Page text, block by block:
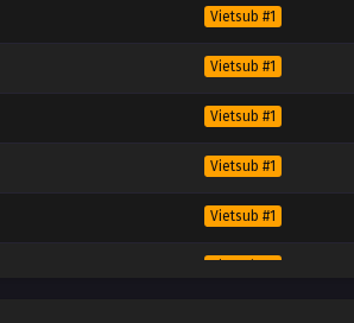
Vietsub #1
Vietsub #1
Vietsub #1
Vietsub #1
Vietsub #1
Vietsub #1